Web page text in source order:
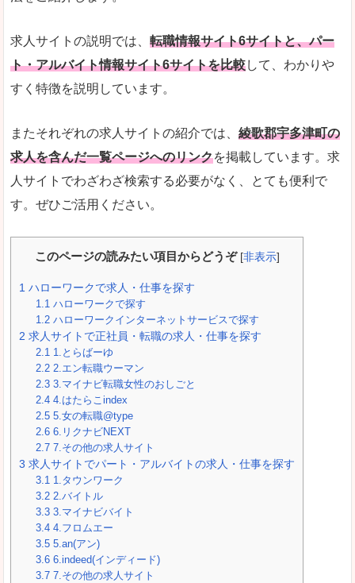
求人サイトの説明では、 転職情報サイト6サイトと、パー
ト・アルバイト情報サイト6サイトを比較して、わかりや
すく特徴を説明しています。
またそれぞれの求人サイトの紹介では、 綾歌郡宇多津町の
求人を含んだ一覧ページへのリンクを掲載しています。求
人サイトでわざわざ検索する必要がなく、とても便利で
す。ぜひご活用ください。
このページの読みたい項目からどうぞ [非表示]
1 ハローワークで求人・仕事を探す
1.1 ハローワークで探す
1.2 ハローワークインターネットサービスで探す
2 求人サイトで正社員・転職の求人・仕事を探す
2.1 1.とらばーゆ
2.2 2.エン転職ウーマン
2.3 3.マイナビ転職女性のおしごと
2.4 4.はたらこindex
2.5 5.女の転職@type
2.6 6.リクナビNEXT
2.7 7.その他の求人サイト
3 求人サイトでパート・アルバイトの求人・仕事を探す
3.1 1.タウンワーク
3.2 2.バイトル
3.3 3.マイナビバイト
3.4 4.フロムエー
3.5 5.an(アン)
3.6 6.indeed(インディード)
3.7 7.その他の求人サイト